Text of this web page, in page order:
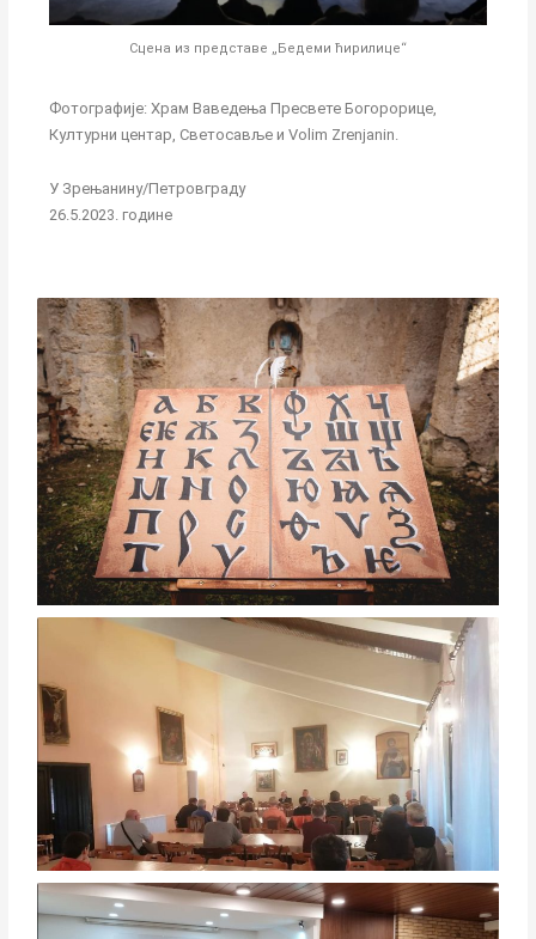
Сцена из представе „Бедеми ћирилице“
Фотографије: Храм Ваведења Пресвете Богорорице,
Културни центар, Светосавље и Volim Zrenjanin.
У Зрењанину/Петровграду
26.5.2023. године